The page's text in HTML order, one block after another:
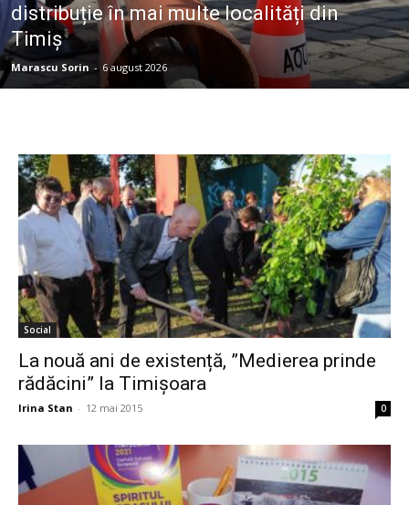
distribuție în mai multe localități din
Timiș
Marascu Sorin - 6 august 2026
Social
La nouă ani de existență, ”Medierea prinde
rădăcini” la Timișoara
Irina Stan - 12 mai 2015 0